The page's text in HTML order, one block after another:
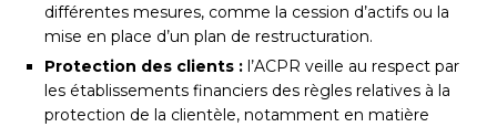
différentes mesures, comme la cession d’actifs ou la
mise en place d’un plan de restructuration.
Protection des clients : l’ACPR veille au respect par
les établissements financiers des règles relatives à la
protection de la clientèle, notamment en matière